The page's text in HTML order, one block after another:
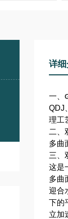
详
一、
QDJ
理工
二、
多曲
三、
这是
多曲
迎合
下的
立加